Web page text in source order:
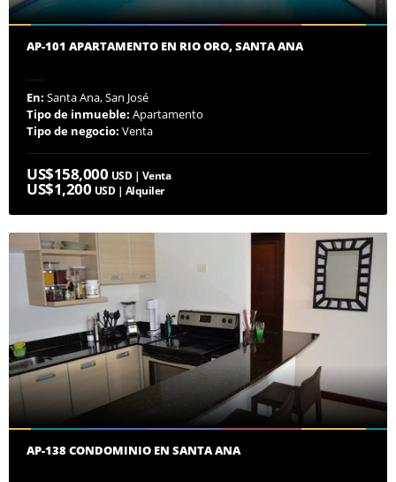
AP-101 APARTAMENTO EN RIO ORO, SANTA ANA
En: Santa Ana, San José
Tipo de inmueble: Apartamento
Tipo de negocio: Venta
US$158,000 USD | Venta
US$1,200 USD | Alquiler
AP-138 CONDOMINIO EN SANTA ANA